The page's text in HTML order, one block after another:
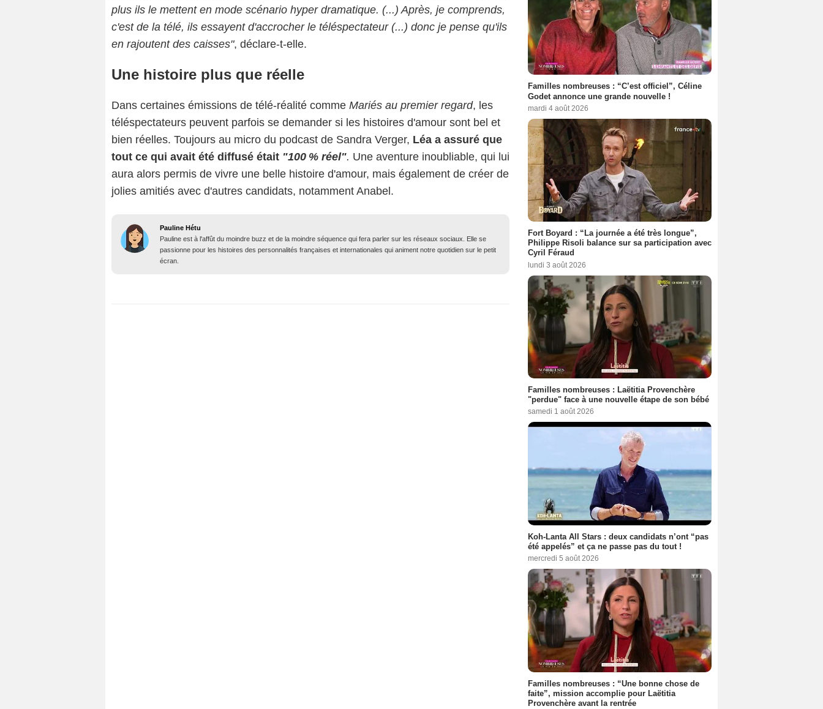
plus ils le mettent en mode scénario hyper dramatique. (...) Après, je comprends,
c'est de la télé, ils essayent d'accrocher le téléspectateur (...) donc je pense qu'ils
en rajoutent des caisses", déclare-t-elle.
Une histoire plus que réelle
Dans certaines émissions de télé-réalité comme Mariés au premier regard, les
téléspectateurs peuvent parfois se demander si les histoires d'amour sont bel et
bien réelles. Toujours au micro du podcast de Sandra Verger, Léa a assuré que
tout ce qui avait été diffusé était "100 % réel". Une aventure inoubliable, qui lui
aura alors permis de vivre une belle histoire d'amour, mais également de créer de
jolies amitiés avec d'autres candidats, notamment Anabel.
Pauline Hétu
Pauline est à l'affût du moindre buzz et de la moindre séquence qui fera parler sur les réseaux sociaux. Elle se
passionne pour les histoires des personnalités françaises et internationales qui animent notre quotidien sur le petit
écran.
Familles nombreuses : “C’est officiel”, Céline
Godet annonce une grande nouvelle !
mardi 4 août 2026
Fort Boyard : “La journée a été très longue”,
Philippe Risoli balance sur sa participation avec
Cyril Féraud
lundi 3 août 2026
Familles nombreuses : Laëtitia Provenchère
"perdue" face à une nouvelle étape de son bébé
samedi 1 août 2026
Koh-Lanta All Stars : deux candidats n’ont “pas
été appelés” et ça ne passe pas du tout !
mercredi 5 août 2026
Familles nombreuses : “Une bonne chose de
faite”, mission accomplie pour Laëtitia
Provenchère avant la rentrée